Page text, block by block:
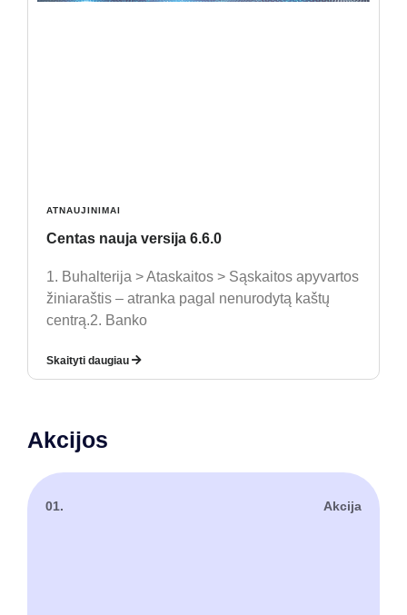
ATNAUJINIMAI
Centas nauja versija 6.6.0
1. Buhalterija > Ataskaitos > Sąskaitos apyvartos
žiniaraštis – atranka pagal nenurodytą kaštų
centrą.2. Banko
Skaityti daugiau
Akcijos
01. Akcija